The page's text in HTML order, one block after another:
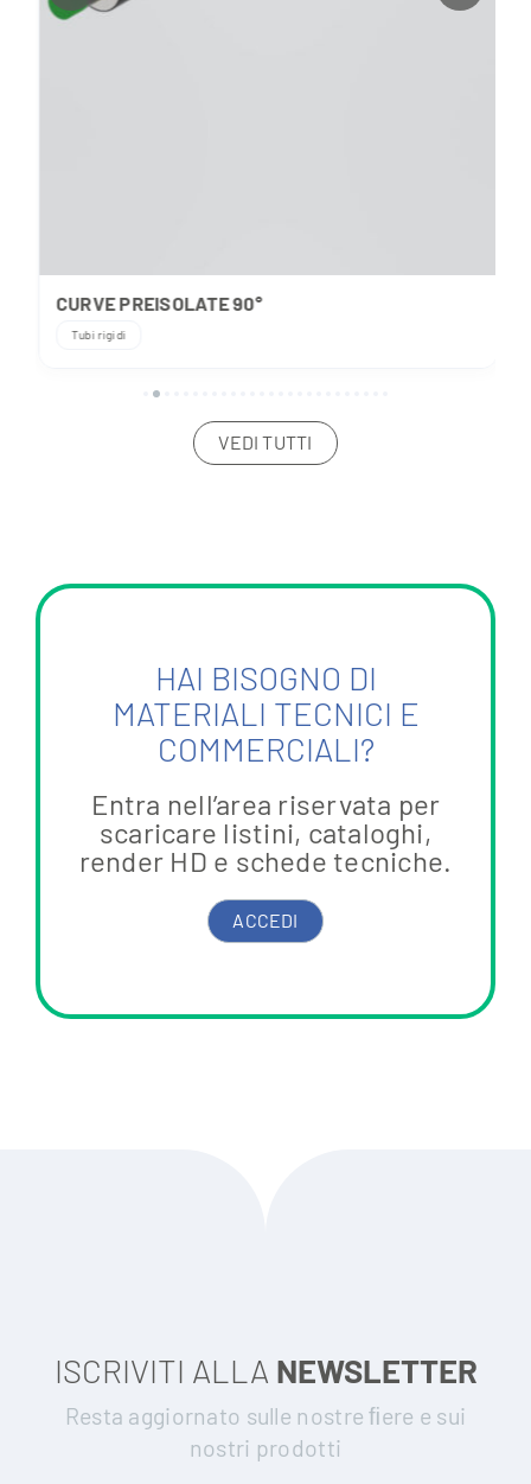
CURVE PREISOLATE 90°
Tubi rigidi
VEDI TUTTI
HAI BISOGNO DI
MATERIALI TECNICI E
COMMERCIALI?
Entra nell’area riservata per
scaricare listini, cataloghi,
render HD e schede tecniche.
ACCEDI
ISCRIVITI ALLA NEWSLETTER
Resta aggiornato sulle nostre ﬁere e sui
nostri prodotti